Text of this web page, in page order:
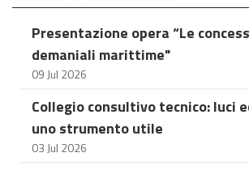
Presentazione opera “Le
demaniali marittime"
09 Jul 2026
Collegio consultivo tecnico: luci
uno strumento utile
03 Jul 2026